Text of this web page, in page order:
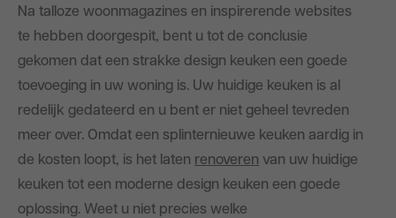
Blog
Na talloze woonmagazines en inspirerende websites
te hebben doorgespit, bent u tot de conclusie
gekomen dat een strakke design keuken een goede
toevoeging in uw woning is. Uw huidige keuken is al
redelijk gedateerd en u bent er niet geheel tevreden
meer over. Omdat een splinternieuwe keuken aardig in
de kosten loopt, is het laten renoveren van uw huidige
keuken tot een moderne design keuken een goede
oplossing. Weet u niet precies welke